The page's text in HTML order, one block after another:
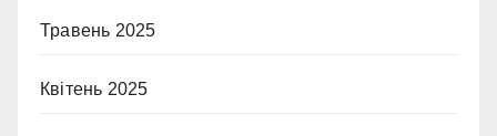
Травень 2025
Квітень 2025